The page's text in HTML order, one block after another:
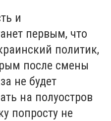
и
первым, что
политик,
после смены
не будет
на полуостров
попросту не